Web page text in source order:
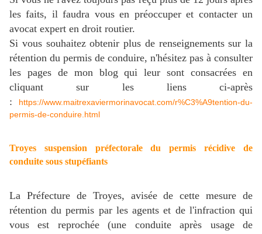
les faits, il faudra vous en préoccuper et contacter un
avocat expert en droit routier.
Si vous souhaitez obtenir plus de renseignements sur la
rétention du permis de conduire, n'hésitez pas à consulter
les pages de mon blog qui leur sont consacrées en
cliquant sur les liens ci-après
:
https://www.maitrexaviermorinavocat.com/r%C3%A9tention-du-
permis-de-conduire.html
Troyes suspension préfectorale du permis récidive de
conduite sous stupéfiants
La Préfecture de Troyes, avisée de cette mesure de
rétention du permis par les agents et de l'infraction qui
vous est reprochée (une conduite après usage de